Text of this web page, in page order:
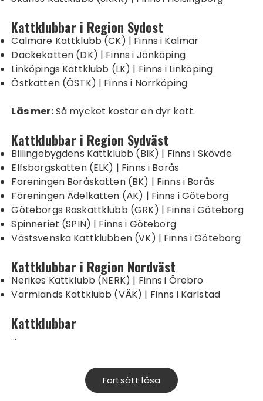
Kattklubbar i Region Sydost
Calmare Kattklubb (CK) | Finns i Kalmar
Dackekatten (DK) | Finns i Jönköping
Linköpings Kattklubb (LK) | Finns i Linköping
Östkatten (ÖSTK) | Finns i Norrköping
Läs mer:Så mycket kostar en dyr katt.
Kattklubbar i Region Sydväst
Billingebygdens Kattklubb (BIK) | Finns i Skövde
Elfsborgskatten (ELK) | Finns i Borås
Föreningen Boråskatten (BK) | Finns i Borås
Föreningen Ädelkatten (ÄK) | Finns i Göteborg
Göteborgs Raskattklubb (GRK) | Finns i Göteborg
Spinneriet (SPIN) | Finns i Göteborg
Västsvenska Kattklubben (VK) | Finns i Göteborg
Kattklubbar i Region Nordväst
Nerikes Kattklubb (NERK) | Finns i Örebro
Värmlands Kattklubb (VÄK) | Finns i Karlstad
Kattklubbar
…
Fortsätt läsa